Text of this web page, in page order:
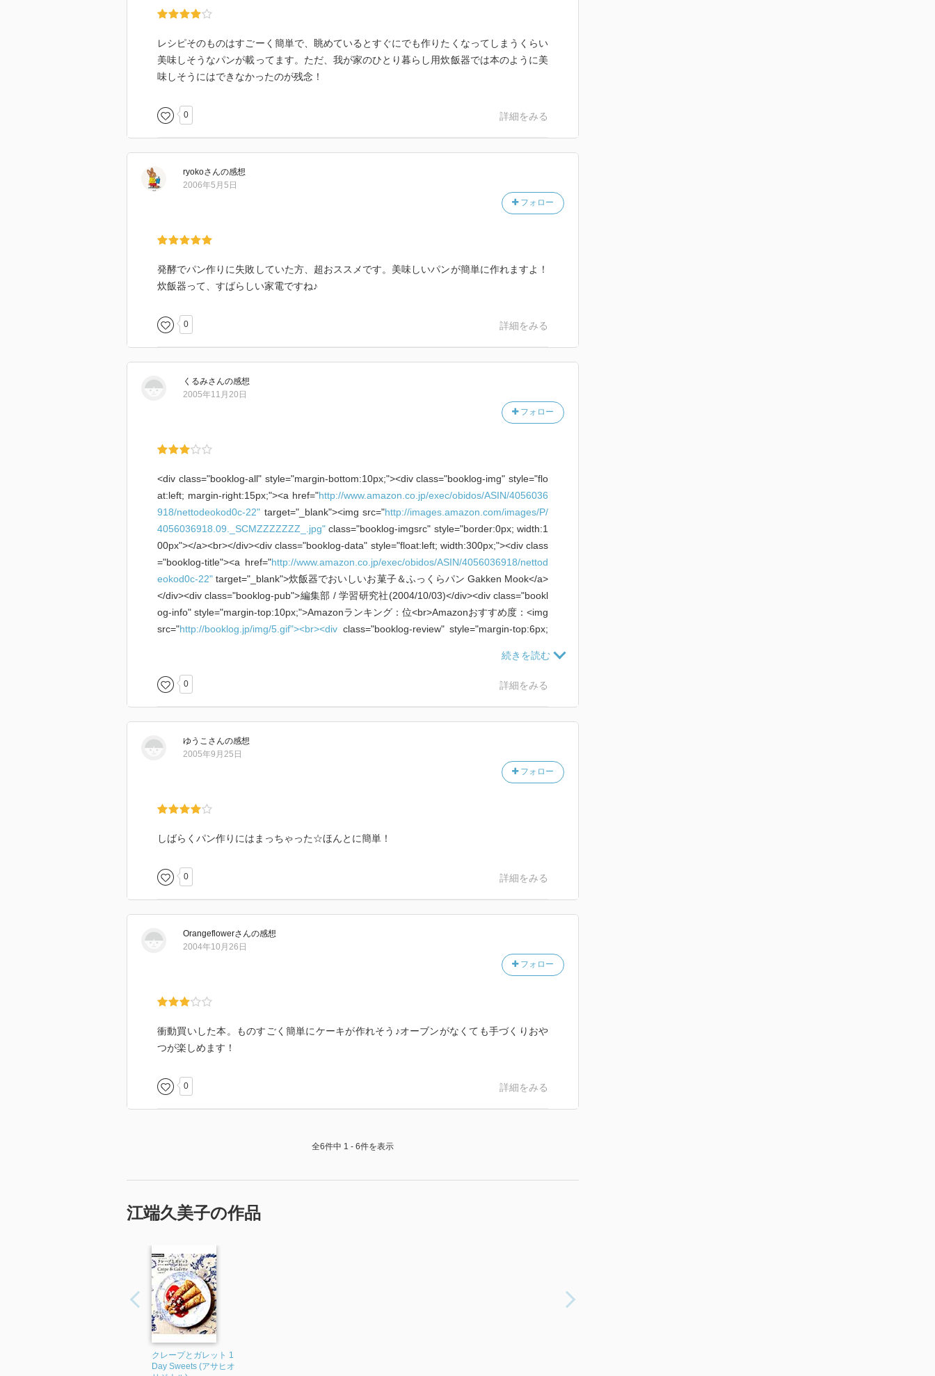
レシピそのものはすごーく簡単で、眺めているとすぐにでも作りたくなってしまうくらい
美味しそうなパンが載ってます。ただ、我が家のひとり暮らし用炊飯器では本のように美
味しそうにはできなかったのが残念！
0 詳細をみる
ryokoさんの感想
フォロー
2006年5月5日
発酵でパン作りに失敗していた方、超おススメです。美味しいパンが簡単に作れますよ！
炊飯器って、すばらしい家電ですね♪
0 詳細をみる
くるみさんの感想
フォロー
2005年11月20日
<div class="booklog-all" style="margin-bottom:10px;"><div class="booklog-img" style="flo
at:left; margin-right:15px;"><a href="http://www.amazon.co.jp/exec/obidos/ASIN/4056036
918/nettodeokod0c-22" target="_blank"><img src="http://images.amazon.com/images/P/
4056036918.09._SCMZZZZZZZ_.jpg" class="booklog-imgsrc" style="border:0px; width:1
00px"></a><br></div><div class="booklog-data" style="float:left; width:300px;"><div class
="booklog-title"><a href="http://www.amazon.co.jp/exec/obidos/ASIN/4056036918/nettod
eokod0c-22" target="_blank">炊飯器でおいしいお菓子＆ふっくらパン Gakken Mook</a>
</div><div class="booklog-pub">編集部 / 学習研究社(2004/10/03)</div><div class="bookl
og-info" style="margin-top:10px;">Amazonランキング：位<br>Amazonおすすめ度：<img
src="http://booklog.jp/img/5.gif"><br><div class="booklog-review" style="margin-top:6px;
align="absmiddle">作者の研究熱心さが伝
わる<br><img src="
align="absmiddle">一人暮らし向き<br></d
iv></div><div class="booklog-link" style="margin-top:10px;"><a href="
ooklogでレビューを見る</a> by <a href="
0 詳細をみる
ゆうこ さんの感想
フォロー
2005年9月25日
しばらくパン作りにはまっちゃった☆ほんとに簡単！
0 詳細をみる
Orangeflowerさんの感想
フォロー
2004年10月26日
衝動買いした本。ものすごく簡単にケーキが作れそう♪オーブンがなくても手づくりおや
つが楽しめます！
0 詳細をみる
全6件中 1 - 6件を表示
江端久美子の作品
クレープとガレット 1
Day Sweets (アサヒオ